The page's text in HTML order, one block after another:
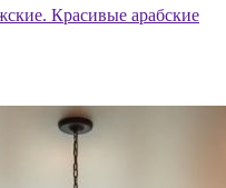
Красивые арабские